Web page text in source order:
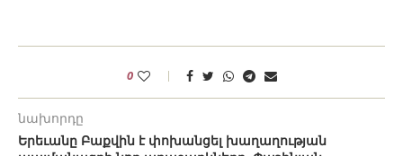
0
նախորդը
Երեւանը Բաքվին է փոխանցել խաղաղության